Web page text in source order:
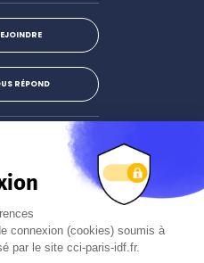
RÉPOND
Instagram
la newsletter